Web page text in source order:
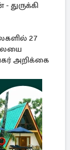
துருக்கி
27
அறிக்கை